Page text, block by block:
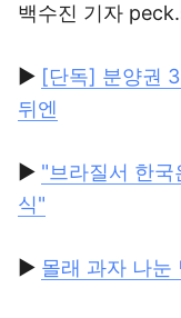
백수진 기자
▶ [단독] 분양권
뒤엔
▶ "브라질서 한국
식"
▶ 몰래 과자 나눈